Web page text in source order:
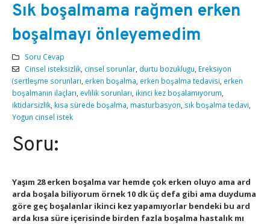
Sık boşalmama rağmen erken
boşalmayı önleyemedim
Soru Cevap
Cinsel isteksizlik, cinsel sorunlar, durtu bozuklugu Ereksiyon
(sertleşme sorunları erken boşalma erken boşalma tedavisi erken
boşalmanın ilaçları evlilik sorunları ikinci kez boşalamıyorum
iktidarsizlik kısa sürede boşalma masturbasyon sık boşalma tedavi
Yogun cinsel istek
Soru:
Yaşım 28 erken boşalma var hemde çok erken oluyo ama ard
arda boşala biliyorum örnek 10 dk üç defa gibi ama duyduma
göre geç boşalanlar ikinci kez yapamıyorlar bendeki bu ard
arda kısa süre içerisinde birden fazla boşalma hastalık mı